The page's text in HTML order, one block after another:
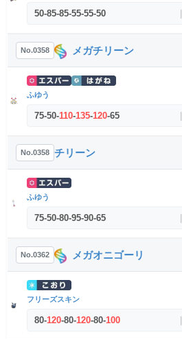
50-85-85-55-55-50 |
No.0358 メガチリーン
ふゆう
75-50-110-135-120-65 |
No.0358 チリーン
ふゆう
75-50-80-95-90-65 |
No.0362 メガオニゴーリ
フリーズスキン
80-120-80-120-80-100 |